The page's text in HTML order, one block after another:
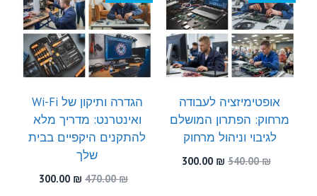
אופטימיזציה לעבודה
מרחוק: הפתרון המושלם
לגיבוי וניהול מרחוק
540.00₪
המחיר
300.00 ₪
הגדרה ותיקון של Wi-Fi
ואינטרנט: מדריך מלא
להתקנים היקפיים בבית
שלך
470.00₪
המחיר
300.00 ₪
המחיר